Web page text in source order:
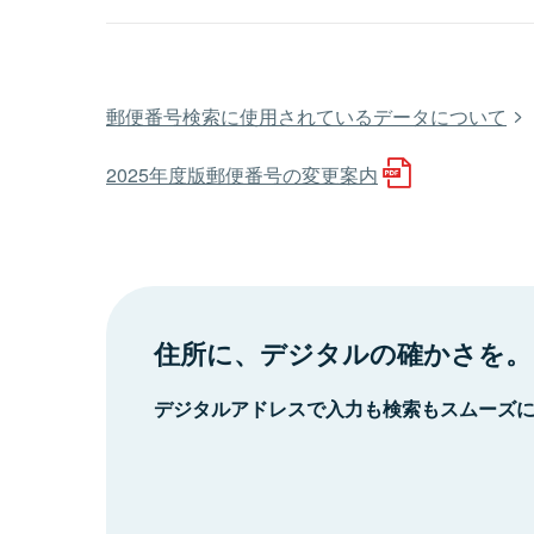
郵便番号検索に使用されているデータについて
2025年度版郵便番号の変更案内
住所に、デジタルの確かさを。
デジタルアドレスで入力も検索もスムーズ